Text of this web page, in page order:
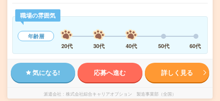
職場の雰囲気
年齢層
20代
30代 40代 50代 60代
気になる! 応募へ進む 詳しく見る
派遣会社 株式会社綜合キャリアオプション 製造事業部（全国）